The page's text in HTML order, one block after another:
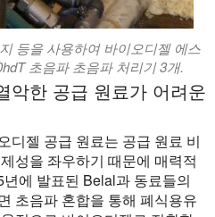
등을 사용하여 바이오디젤 에스
초음파 초음파 처리기 3개.
악한 공급 원료가 어려운
디젤 공급 원료는 공급 원료 비
성을 좌우하기 때문에 매력적
에 발표된 Belal과 동료들의
초음파 혼합을 통해 폐식용유